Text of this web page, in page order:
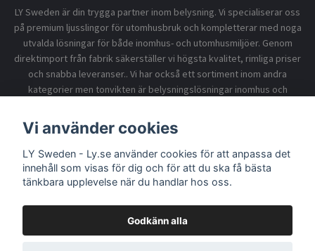
LY Sweden är din trygga partner inom belysning. Vi specialiserar oss
på premium ljusslingor för utomhusbruk och kompletterar med noga
utvalda lösningar för både inomhus- och utomhusmiljöer. Genom
direktimport från fabrik säkerställer vi högsta kvalitet, rimliga priser
och snabba leveranser.. Vi har också ett sortiment inom andra
kategorier men tonvikten är belysningslösningar inomhus och
Information
Vi använder cookies
LY Sweden - Ly.se använder cookies för att anpassa det
innehåll som visas för dig och för att du ska få bästa
tänkbara upplevelse när du handlar hos oss.
Godkänn alla